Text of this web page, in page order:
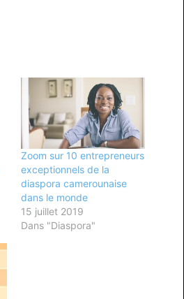
Zoom sur 10 entrepreneurs
exceptionnels de la
diaspora camerounaise
dans le monde
15 juillet 2019
Dans "Diaspora"